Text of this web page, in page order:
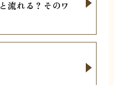
流れる？そのワ